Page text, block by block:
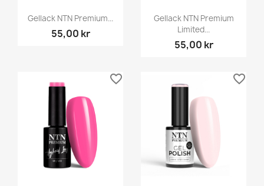
Gellack NTN Premium...
55,00 kr
Gellack NTN Premium
Limited...
55,00 kr
favorite_border favorite_border